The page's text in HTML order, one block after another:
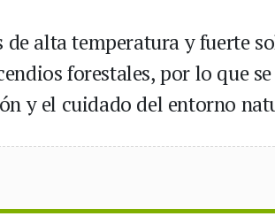
alta temperatura y fuerte
forestales, por lo que se
y el cuidado del entorno